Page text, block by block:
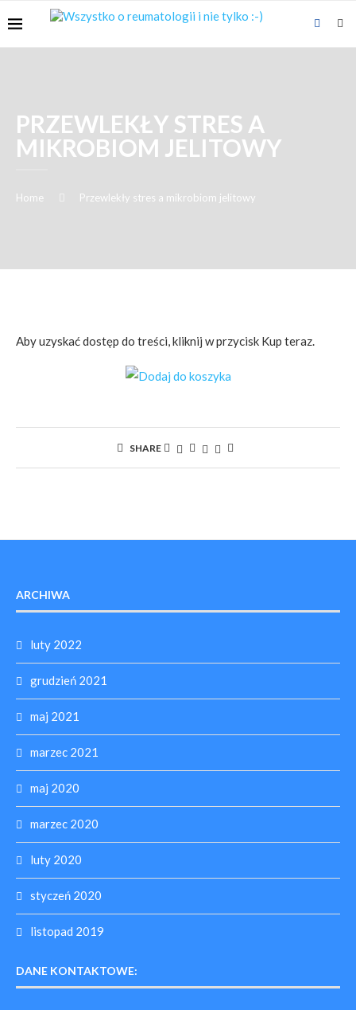
PRZEWLEKŁY STRES A
MIKROBIOM JELITOWY
Home Przewlekły stres a mikrobiom jelitowy
Aby uzyskać dostęp do treści, kliknij w przycisk Kup teraz.
SHARE
ARCHIWA
luty 2022
grudzień 2021
maj 2021
marzec 2021
maj 2020
marzec 2020
luty 2020
styczeń 2020
listopad 2019
DANE KONTAKTOWE: